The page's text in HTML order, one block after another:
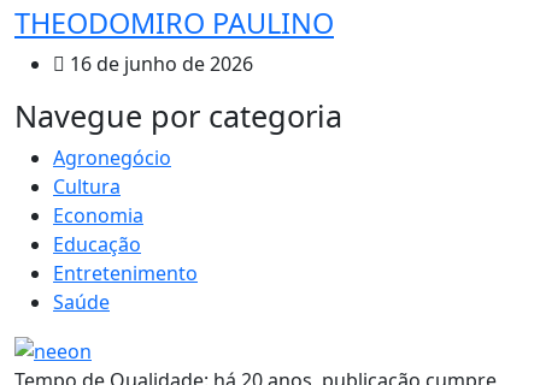
THEODOMIRO PAULINO
16 de junho de 2026
MAIS VISTOS
Navegue por categoria
Agronegócio
Cultura
Economia
Educação
Entretenimento
Saúde